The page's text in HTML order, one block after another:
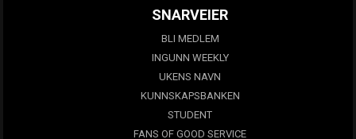
SNARVEIER
BLI MEDLEM
INGUNN WEEKLY
UKENS NAVN
KUNNSKAPSBANKEN
STUDENT
FANS OF GOOD SERVICE